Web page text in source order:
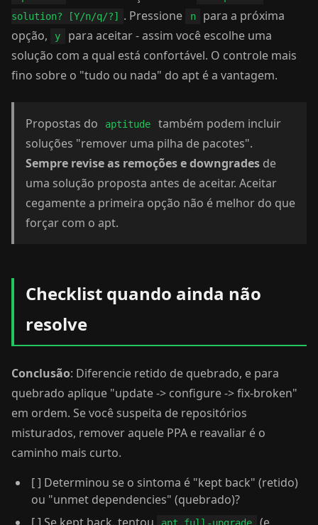
solution? [Y/n/q/?]
. Pressione n
para a próxima
opção,
y
para aceitar - assim você escolhe uma
solução com a qual está confortável. O controle mais
fino sobre o "tudo ou nada" do apt é a vantagem.
Propostas do aptitude
também podem incluir
soluções "remover uma pilha de pacotes".
Sempre revise as remoções e downgrades de
uma solução proposta antes de aceitar. Aceitar
cegamente a primeira opção não é melhor do que
forçar com o apt.
Checklist quando ainda não
resolve
Conclusão: Diferencie retido de quebrado, e para
quebrado aplique "update -> configure -> fix-broken"
em ordem. Se você suspeita de repositórios
misturados, remover aquele PPA e reavaliar é o
caminho mais curto.
[ ] Determinou se o sintoma é "kept back" (retido)
ou "unmet dependencies" (quebrado)?